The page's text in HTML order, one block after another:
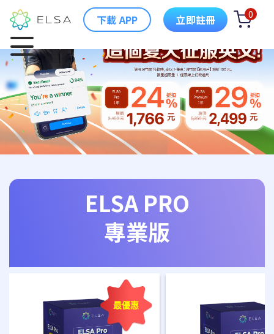
下載 APP 立即註冊 0
ELSA PRO
專業版
最優惠